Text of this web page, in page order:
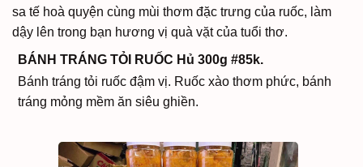
sa tế hoà quyện cùng mùi thơm đặc trưng của ruốc, làm
dậy lên trong bạn hương vị quà vặt của tuổi thơ.
BÁNH TRÁNG TỎI RUỐC Hủ 300g #85k.
Bánh tráng tỏi ruốc đậm vị. Ruốc xào thơm phức, bánh
tráng mỏng mềm ăn siêu ghiền.